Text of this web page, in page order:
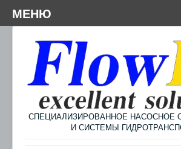
СПЕЦИАЛИЗИРОВАННОЕ НАСОСНОЕ
И СИСТЕМЫ
Menu
МЕНЮ